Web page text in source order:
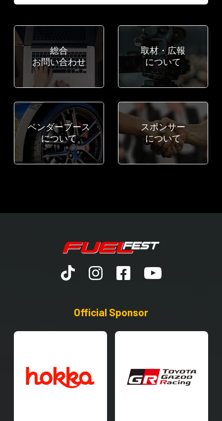
総合
お問い合わせ
取材・広報
について
ベンダーブース
について
スポンサー
について
Official Sponsor